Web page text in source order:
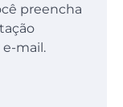
preencha
e-mail.